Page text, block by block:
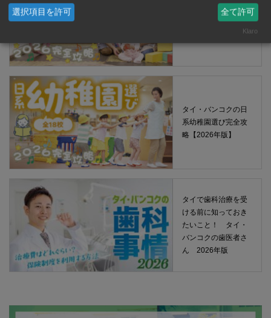
タイ・バンコクの保
育園選び完全攻略
タイ・バンコクの日
系幼稚園選び完全攻
略【2026年版】
タイで歯科治療を受
ける前に知っておき
たいこと！ タイ・
バンコクの歯医者さ
ん 2026年版
選択項目を許可 全て許可
Klaro